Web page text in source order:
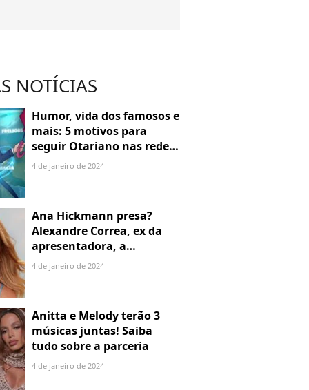
NOTÍCIAS
Humor, vida dos famosos e
mais: 5 motivos para
seguir Otariano nas redes
sociais
4 de janeiro de 2024
Ana Hickmann presa?
Alexandre Correa, ex da
apresentadora, a
denuncia por alienação
4 de janeiro de 2024
Anitta e Melody terão 3
músicas juntas! Saiba
tudo sobre a parceria
4 de janeiro de 2024